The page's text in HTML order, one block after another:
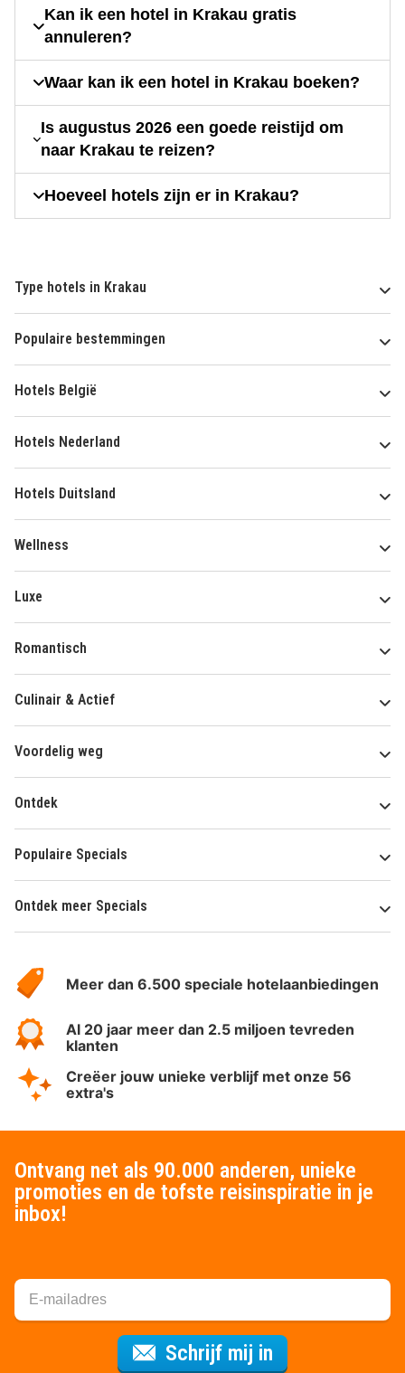
Kan ik een hotel in Krakau gratis
annuleren?
Waar kan ik een hotel in Krakau boeken?
Is augustus 2026 een goede reistijd om
naar Krakau te reizen?
Hoeveel hotels zijn er in Krakau?
Type hotels in Krakau
Populaire bestemmingen
Hotels België
Hotels Nederland
Hotels Duitsland
Wellness
Luxe
Romantisch
Culinair & Actief
Voordelig weg
Ontdek
Populaire Specials
Ontdek meer Specials
HotelSpecials
Meer dan 6.500 speciale hotelaanbiedingen
Al 20 jaar meer dan 2.5 miljoen tevreden
klanten
Creëer jouw unieke verblijf met onze 56
extra's
Ontvang net als 90.000 anderen, unieke
promoties en de tofste reisinspiratie in je
inbox!
Schrijf mij in